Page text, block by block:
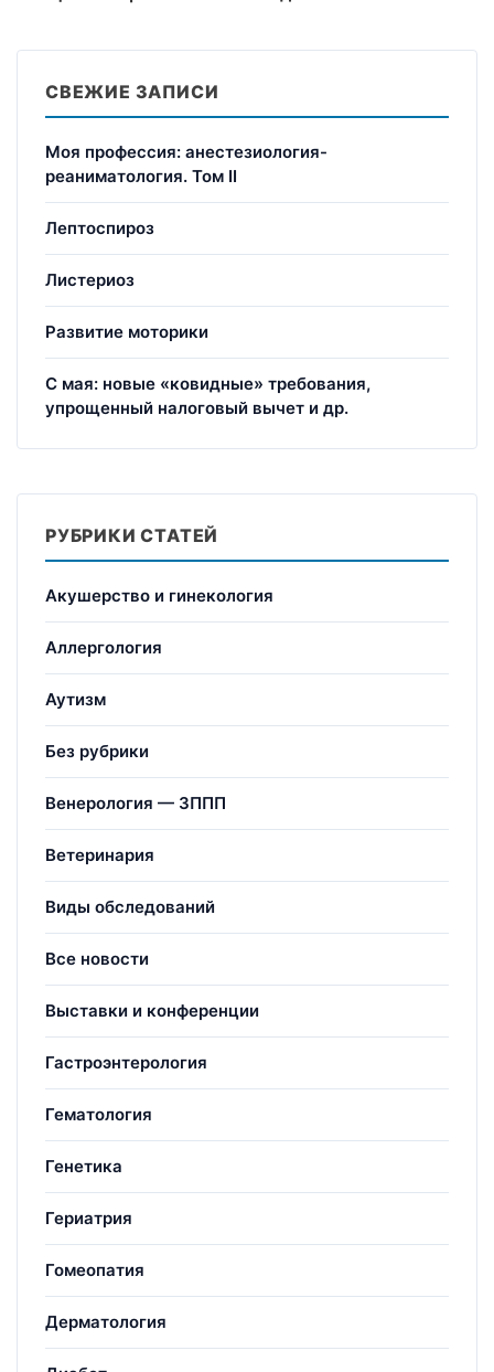
СВЕЖИЕ ЗАПИСИ
Моя профессия: анестезиология-
реаниматология. Том II
Лептоспироз
Листериоз
Развитие моторики
С мая: новые «ковидные» требования,
упрощенный налоговый вычет и др.
РУБРИКИ СТАТЕЙ
Акушерство и гинекология
Аллергология
Аутизм
Без рубрики
Венерология — ЗППП
Ветеринария
Виды обследований
Все новости
Выставки и конференции
Гастроэнтерология
Гематология
Генетика
Гериатрия
Гомеопатия
Дерматология